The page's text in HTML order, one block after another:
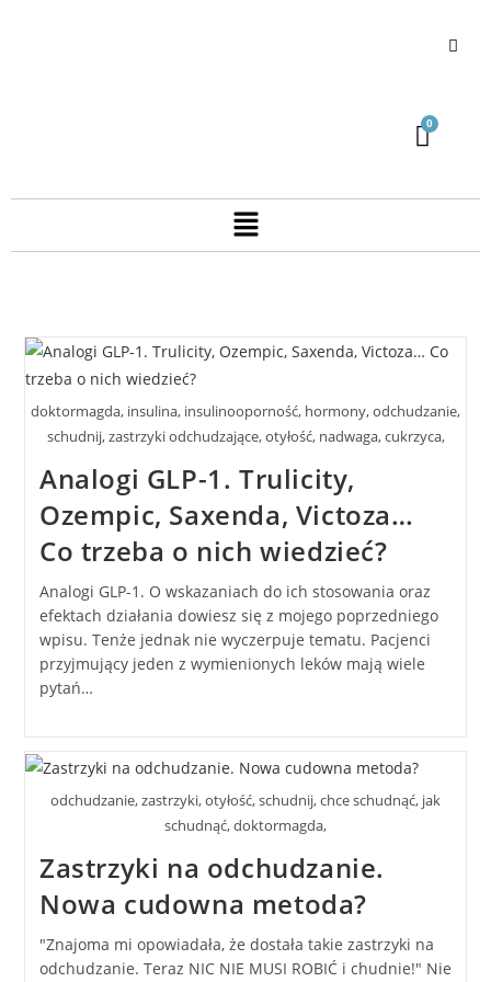
doktormagda, insulina, insulinooporność, hormony, odchudzanie,
schudnij, zastrzyki odchudzające, otyłość, nadwaga, cukrzyca,
Analogi GLP-1. Trulicity,
Ozempic, Saxenda, Victoza…
Co trzeba o nich wiedzieć?
Analogi GLP-1. O wskazaniach do ich stosowania oraz
efektach działania dowiesz się z mojego poprzedniego
wpisu. Tenże jednak nie wyczerpuje tematu. Pacjenci
przyjmujący jeden z wymienionych leków mają wiele
pytań…
odchudzanie, zastrzyki, otyłość, schudnij, chce schudnąć, jak
schudnąć, doktormagda,
Zastrzyki na odchudzanie.
Nowa cudowna metoda?
"Znajoma mi opowiadała, że dostała takie zastrzyki na
odchudzanie. Teraz NIC NIE MUSI ROBIĆ i chudnie!" Nie